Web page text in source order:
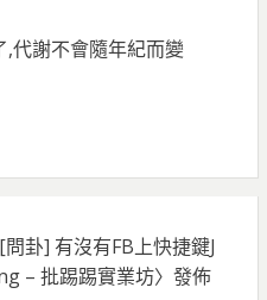
,代謝不會隨年紀而變
[問卦] 有沒有FB上快捷鍵J
– 批踢踢實業坊〉發佈